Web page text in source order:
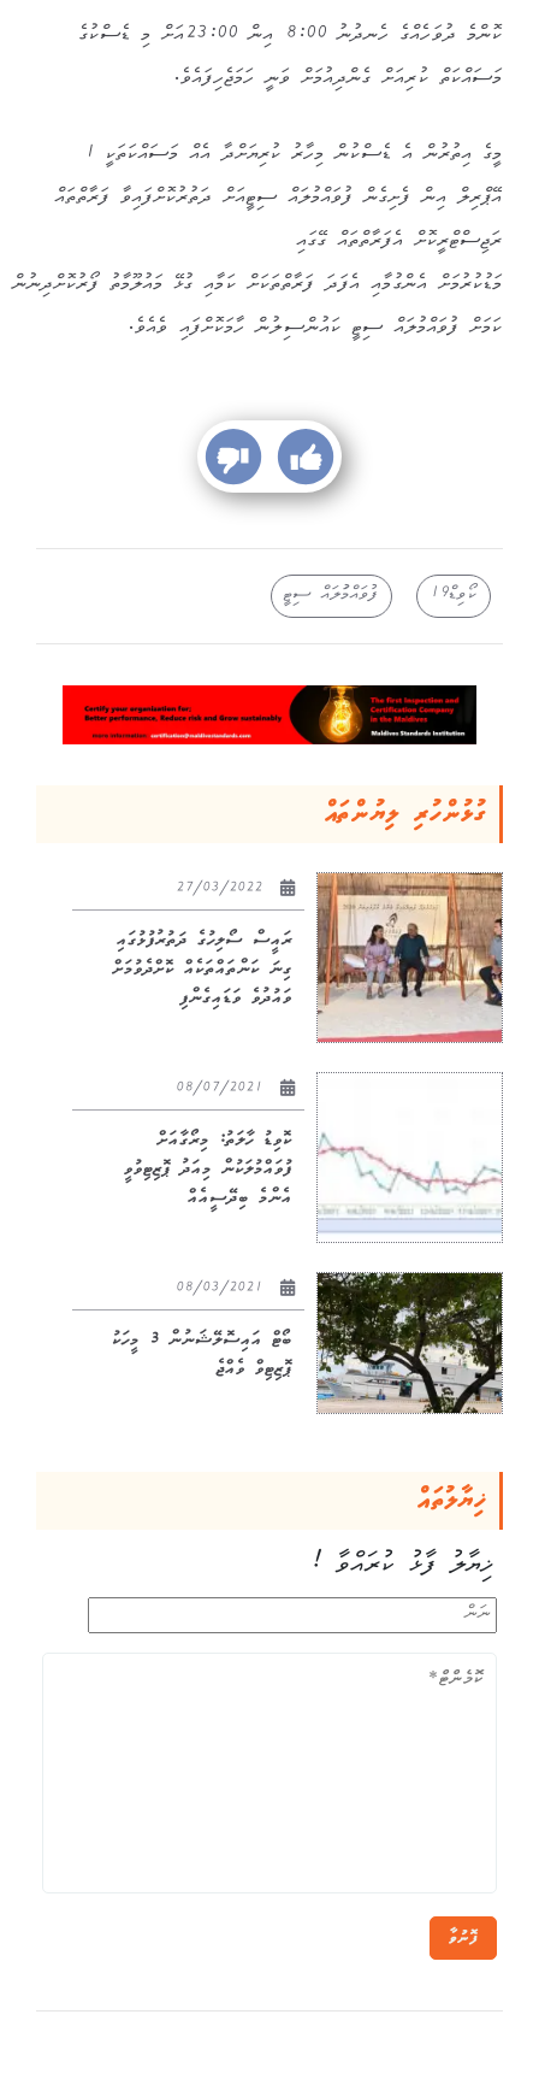
ކޮންމެ ދުވަހެއްގެ ހެނދުނު 8:00 އިން 23:00އަށް މި ޑެސްކުގެ
މަސައްކަތް ކުރިއަށް ގެންދިއުމަށް ވަނީ ހަމަޖެހިފައެވެ.
މީގެ އިތުރުން އެ ޑެސްކުން މިހާރު ކުރިޔަށްދާ އެއް މަސައްކަތަކީ 1
އޭޕްރިލް އިން ފެށިގެން ފުވައްމުލައް ސިޓީއަށް ދަތުރުކޮށްފައިވާ ފަރާތްތައް
ރަޖިސްޓްރީކޮށް އެފަރާތްތައް ގޭގައި
މަޑުކުރުމަށް އެންގުމާއި އެފަދަ ފަރާތްތަކަށް ކަމާއި ގުޅޭ މައުލޫމާތު ފޯރުކޮށްދިނުން
ކަމަށް ފުވައްމުލައް ސިޓީ ކައުންސިލުން ހާމަކޮށްފައި ވެއެވެ.
ކޯވިޑް19 ފުވައްމުަލައް ސިޓީ
ގުޅުންހުރި ލިޔުންތައް
ރައީސް ސޯލިހުގެ ދަތުރުފުޅުގައި
ގިނަ ކަންތައްތަކެއް ކޮށްދެވުމަށް
ވައުދުވެ ވަޑައިގެންފި
ކޮވިޑު ހާލަތު: މިރޯގާއަށް
ފުވައްމުލަކުން މިއަދު ޕޮޒިޓިވުވީ
އެންމެ ބިދޭސީއެއް
ބޯޓް އައިސޮލޭޝަނުން 3 މީހަކު
ޕޮޒިޓިވް ވެއްޖެ
ޚިޔާލުތައް
ޚިޔާލު ފާޅު ކުރައްވާ !
ފޮނުވާ